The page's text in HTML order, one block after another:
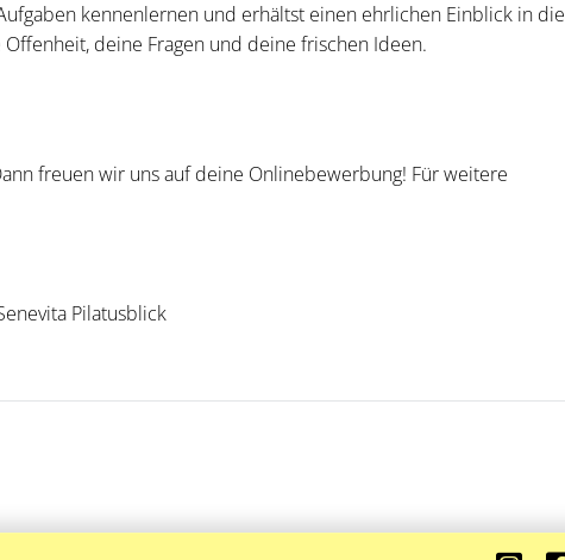
kennenlernen und erhältst einen ehrlichen Einblick in die
deine Fragen und deine frischen Ideen.
freuen wir uns auf deine Onlinebewerbung! Für weitere
Pilatusblick